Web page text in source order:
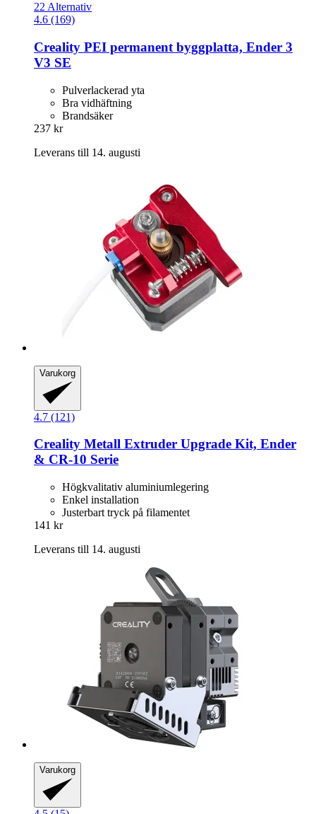
22 Alternativ
4.6 (169)
Creality PEI permanent byggplatta, Ender 3
V3 SE
Pulverlackerad yta
Bra vidhäftning
Brandsäker
237 kr
Leverans till 14. augusti
Varukorg
4.7 (121)
Creality Metall Extruder Upgrade Kit, Ender
& CR-​10 Serie
Högkvalitativ aluminiumlegering
Enkel installation
Justerbart tryck på filamentet
141 kr
Leverans till 14. augusti
Varukorg